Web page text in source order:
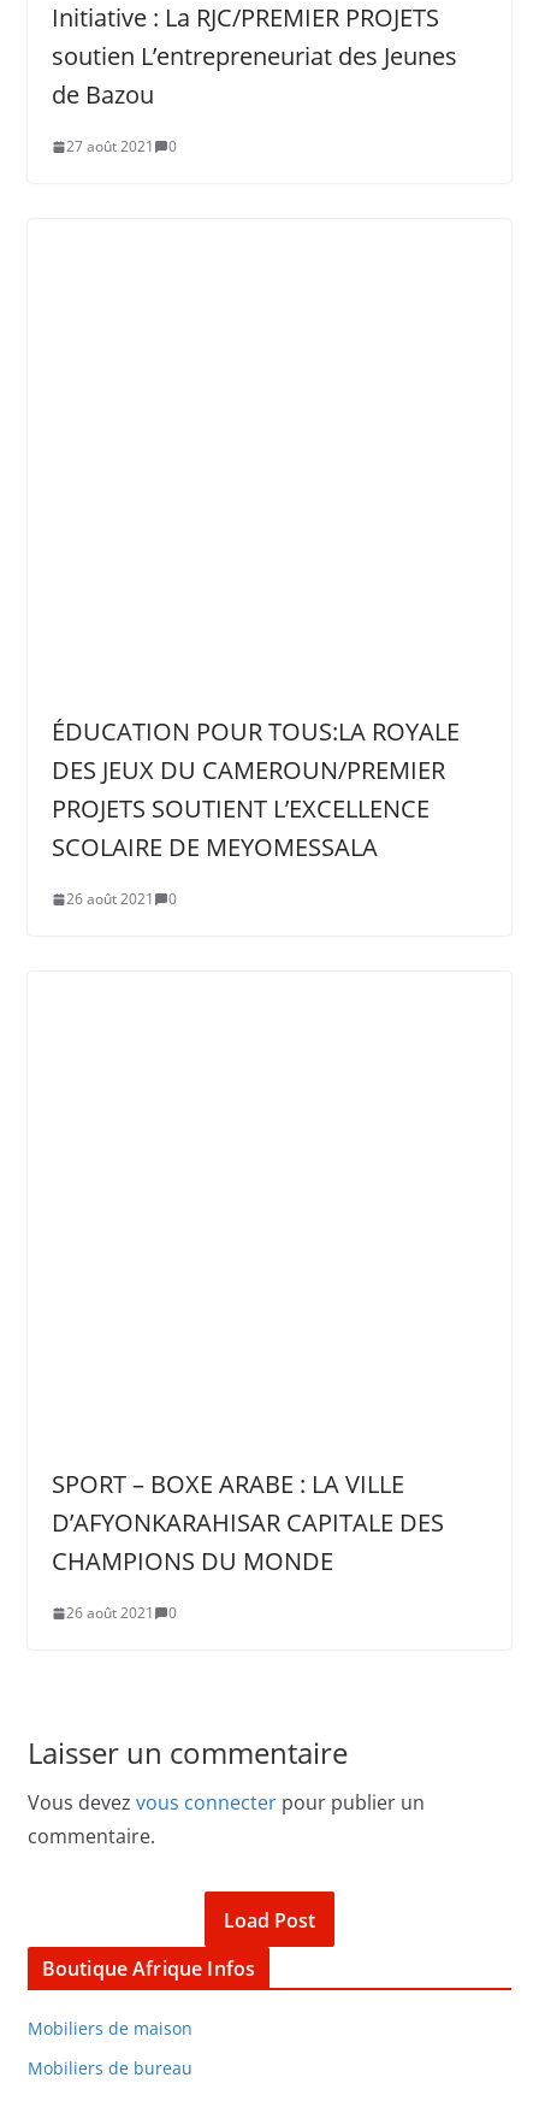
Initiative : La RJC/PREMIER PROJETS
soutien L’entrepreneuriat des Jeunes
de Bazou
27 août 2021 0
ÉDUCATION POUR TOUS:LA ROYALE
DES JEUX DU CAMEROUN/PREMIER
PROJETS SOUTIENT L’EXCELLENCE
SCOLAIRE DE MEYOMESSALA
26 août 2021 0
SPORT – BOXE ARABE : LA VILLE
D’AFYONKARAHISAR CAPITALE DES
CHAMPIONS DU MONDE
26 août 2021 0
Laisser un commentaire
Vous devez vous connecterpour publier un
commentaire.
Load Post
Boutique Afrique Infos
Mobiliers de maison
Mobiliers de bureau